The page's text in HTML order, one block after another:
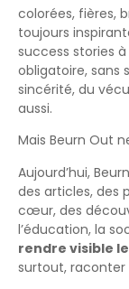
colorées, fières,
toujours
success stories
obligatoire, sans
sincérité, du
aussi.
Mais Beurn Out
Aujourd’hui,
des articles, des
cœur, des
l’éducation, la
rendre visible
surtout, raconter